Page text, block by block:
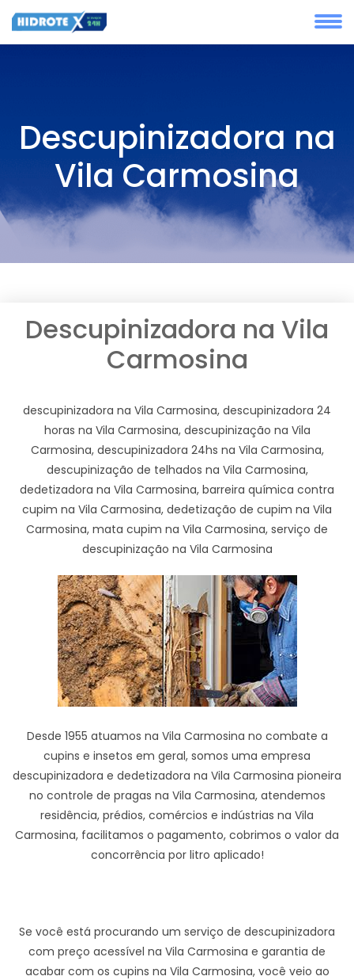
Descupinizadora na
Vila Carmosina
Descupinizadora na Vila
Carmosina
descupinizadora na Vila Carmosina, descupinizadora 24
horas na Vila Carmosina, descupinização na Vila
Carmosina, descupinizadora 24hs na Vila Carmosina,
descupinização de telhados na Vila Carmosina,
dedetizadora na Vila Carmosina, barreira química contra
cupim na Vila Carmosina, dedetização de cupim na Vila
Carmosina, mata cupim na Vila Carmosina, serviço de
descupinização na Vila Carmosina
Desde 1955 atuamos na Vila Carmosina no combate a
cupins e insetos em geral, somos uma empresa
descupinizadora e dedetizadora na Vila Carmosina pioneira
no controle de pragas na Vila Carmosina, atendemos
residência, prédios, comércios e indústrias na Vila
Carmosina, facilitamos o pagamento, cobrimos o valor da
concorrência por litro aplicado!
Se você está procurando um serviço de descupinizadora
com preço acessível na Vila Carmosina e garantia de
acabar com os cupins na Vila Carmosina, você veio ao